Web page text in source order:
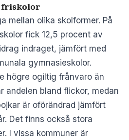
friskolor
mellan olika skolformer. På
fick 12,5 procent av
indraget, jämfört med
gymnasieskolor.
högre ogiltig frånvaro än
andelen bland flickor, medan
är oförändrad jämfört
Det finns också stora
I vissa kommuner är